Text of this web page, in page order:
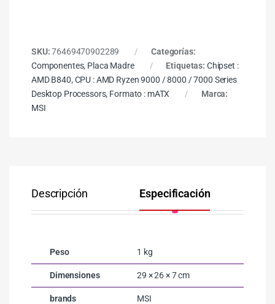
SKU:76469470902289
Categorías:
Componentes, Placa Madre Etiquetas: Chipset :
AMD B840,CPU : AMD Ryzen 9000 / 8000 / 7000 Series
Desktop Processors, Formato : mATX
Marca:
MSI
Descripción Especificación
Peso 1 kg
Dimensiones 29 × 26 × 7 cm
brands MSI